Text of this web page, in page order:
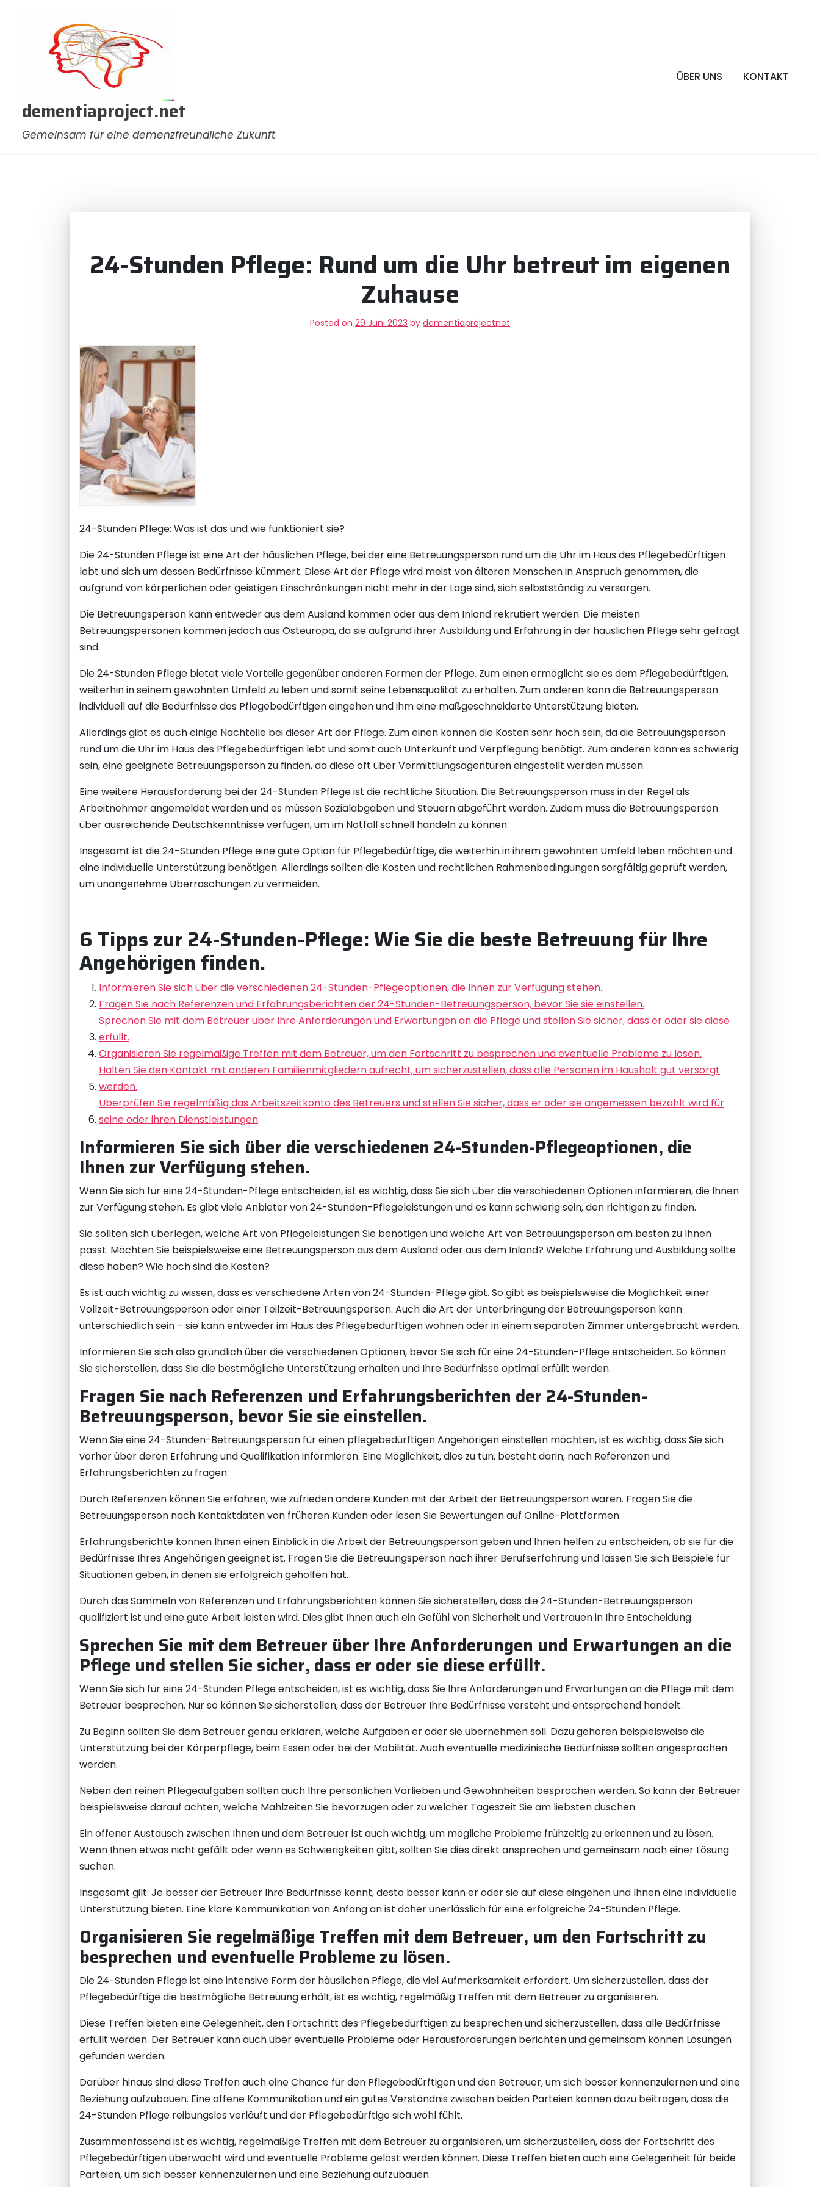
dementiaproject.net
Gemeinsam für eine demenzfreundliche Zukunft
ÜBER UNS KONTAKT
24-Stunden Pflege: Rund um die Uhr betreut im eigenen
Zuhause
Posted on 29 Juni 2023 by dementiaprojectnet
24-Stunden Pflege: Was ist das und wie funktioniert sie?
Die 24-Stunden Pflege ist eine Art der häuslichen Pflege, bei der eine Betreuungsperson rund um die Uhr im Haus des Pflegebedürftigen
lebt und sich um dessen Bedürfnisse kümmert. Diese Art der Pflege wird meist von älteren Menschen in Anspruch genommen, die
aufgrund von körperlichen oder geistigen Einschränkungen nicht mehr in der Lage sind, sich selbstständig zu versorgen.
Die Betreuungsperson kann entweder aus dem Ausland kommen oder aus dem Inland rekrutiert werden. Die meisten
Betreuungspersonen kommen jedoch aus Osteuropa, da sie aufgrund ihrer Ausbildung und Erfahrung in der häuslichen Pflege sehr gefragt
sind.
Die 24-Stunden Pflege bietet viele Vorteile gegenüber anderen Formen der Pflege. Zum einen ermöglicht sie es dem Pflegebedürftigen,
weiterhin in seinem gewohnten Umfeld zu leben und somit seine Lebensqualität zu erhalten. Zum anderen kann die Betreuungsperson
individuell auf die Bedürfnisse des Pflegebedürftigen eingehen und ihm eine maßgeschneiderte Unterstützung bieten.
Allerdings gibt es auch einige Nachteile bei dieser Art der Pflege. Zum einen können die Kosten sehr hoch sein, da die Betreuungsperson
rund um die Uhr im Haus des Pflegebedürftigen lebt und somit auch Unterkunft und Verpflegung benötigt. Zum anderen kann es schwierig
sein, eine geeignete Betreuungsperson zu finden, da diese oft über Vermittlungsagenturen eingestellt werden müssen.
Eine weitere Herausforderung bei der 24-Stunden Pflege ist die rechtliche Situation. Die Betreuungsperson muss in der Regel als
Arbeitnehmer angemeldet werden und es müssen Sozialabgaben und Steuern abgeführt werden. Zudem muss die Betreuungsperson
über ausreichende Deutschkenntnisse verfügen, um im Notfall schnell handeln zu können.
Insgesamt ist die 24-Stunden Pflege eine gute Option für Pflegebedürftige, die weiterhin in ihrem gewohnten Umfeld leben möchten und
eine individuelle Unterstützung benötigen. Allerdings sollten die Kosten und rechtlichen Rahmenbedingungen sorgfältig geprüft werden,
um unangenehme Überraschungen zu vermeiden.
6 Tipps zur 24-Stunden-Pflege: Wie Sie die beste Betreuung für Ihre
Angehörigen finden.
Informieren Sie sich über die verschiedenen 24-Stunden-Pflegeoptionen, die Ihnen zur Verfügung stehen.
Fragen Sie nach Referenzen und Erfahrungsberichten der 24-Stunden-Betreuungsperson, bevor Sie sie einstellen.
Sprechen Sie mit dem Betreuer über Ihre Anforderungen und Erwartungen an die Pflege und stellen Sie sicher, dass er oder sie diese
erfüllt.
Organisieren Sie regelmäßige Treffen mit dem Betreuer, um den Fortschritt zu besprechen und eventuelle Probleme zu lösen.
Halten Sie den Kontakt mit anderen Familienmitgliedern aufrecht, um sicherzustellen, dass alle Personen im Haushalt gut versorgt
werden.
Überprüfen Sie regelmäßig das Arbeitszeitkonto des Betreuers und stellen Sie sicher, dass er oder sie angemessen bezahlt wird für
seine oder ihren Dienstleistungen
Informieren Sie sich über die verschiedenen 24-Stunden-Pflegeoptionen, die
Ihnen zur Verfügung stehen.
Wenn Sie sich für eine 24-Stunden-Pflege entscheiden, ist es wichtig, dass Sie sich über die verschiedenen Optionen informieren, die Ihnen
zur Verfügung stehen. Es gibt viele Anbieter von 24-Stunden-Pflegeleistungen und es kann schwierig sein, den richtigen zu finden.
Sie sollten sich überlegen, welche Art von Pflegeleistungen Sie benötigen und welche Art von Betreuungsperson am besten zu Ihnen
passt. Möchten Sie beispielsweise eine Betreuungsperson aus dem Ausland oder aus dem Inland? Welche Erfahrung und Ausbildung sollte
diese haben? Wie hoch sind die Kosten?
Es ist auch wichtig zu wissen, dass es verschiedene Arten von 24-Stunden-Pflege gibt. So gibt es beispielsweise die Möglichkeit einer
Vollzeit-Betreuungsperson oder einer Teilzeit-Betreuungsperson. Auch die Art der Unterbringung der Betreuungsperson kann
unterschiedlich sein – sie kann entweder im Haus des Pflegebedürftigen wohnen oder in einem separaten Zimmer untergebracht werden.
Informieren Sie sich also gründlich über die verschiedenen Optionen, bevor Sie sich für eine 24-Stunden-Pflege entscheiden. So können
Sie sicherstellen, dass Sie die bestmögliche Unterstützung erhalten und Ihre Bedürfnisse optimal erfüllt werden.
Fragen Sie nach Referenzen und Erfahrungsberichten der 24-Stunden-
Betreuungsperson, bevor Sie sie einstellen.
Wenn Sie eine 24-Stunden-Betreuungsperson für einen pflegebedürftigen Angehörigen einstellen möchten, ist es wichtig, dass Sie sich
vorher über deren Erfahrung und Qualifikation informieren. Eine Möglichkeit, dies zu tun, besteht darin, nach Referenzen und
Erfahrungsberichten zu fragen.
Durch Referenzen können Sie erfahren, wie zufrieden andere Kunden mit der Arbeit der Betreuungsperson waren. Fragen Sie die
Betreuungsperson nach Kontaktdaten von früheren Kunden oder lesen Sie Bewertungen auf Online-Plattformen.
Erfahrungsberichte können Ihnen einen Einblick in die Arbeit der Betreuungsperson geben und Ihnen helfen zu entscheiden, ob sie für die
Bedürfnisse Ihres Angehörigen geeignet ist. Fragen Sie die Betreuungsperson nach ihrer Berufserfahrung und lassen Sie sich Beispiele für
Situationen geben, in denen sie erfolgreich geholfen hat.
Durch das Sammeln von Referenzen und Erfahrungsberichten können Sie sicherstellen, dass die 24-Stunden-Betreuungsperson
qualifiziert ist und eine gute Arbeit leisten wird. Dies gibt Ihnen auch ein Gefühl von Sicherheit und Vertrauen in Ihre Entscheidung.
Sprechen Sie mit dem Betreuer über Ihre Anforderungen und Erwartungen an die
Pflege und stellen Sie sicher, dass er oder sie diese erfüllt.
Wenn Sie sich für eine 24-Stunden Pflege entscheiden, ist es wichtig, dass Sie Ihre Anforderungen und Erwartungen an die Pflege mit dem
Betreuer besprechen. Nur so können Sie sicherstellen, dass der Betreuer Ihre Bedürfnisse versteht und entsprechend handelt.
Zu Beginn sollten Sie dem Betreuer genau erklären, welche Aufgaben er oder sie übernehmen soll. Dazu gehören beispielsweise die
Unterstützung bei der Körperpflege, beim Essen oder bei der Mobilität. Auch eventuelle medizinische Bedürfnisse sollten angesprochen
werden.
Neben den reinen Pflegeaufgaben sollten auch Ihre persönlichen Vorlieben und Gewohnheiten besprochen werden. So kann der Betreuer
beispielsweise darauf achten, welche Mahlzeiten Sie bevorzugen oder zu welcher Tageszeit Sie am liebsten duschen.
Ein offener Austausch zwischen Ihnen und dem Betreuer ist auch wichtig, um mögliche Probleme frühzeitig zu erkennen und zu lösen.
Wenn Ihnen etwas nicht gefällt oder wenn es Schwierigkeiten gibt, sollten Sie dies direkt ansprechen und gemeinsam nach einer Lösung
suchen.
Insgesamt gilt: Je besser der Betreuer Ihre Bedürfnisse kennt, desto besser kann er oder sie auf diese eingehen und Ihnen eine individuelle
Unterstützung bieten. Eine klare Kommunikation von Anfang an ist daher unerlässlich für eine erfolgreiche 24-Stunden Pflege.
Organisieren Sie regelmäßige Treffen mit dem Betreuer, um den Fortschritt zu
besprechen und eventuelle Probleme zu lösen.
Die 24-Stunden Pflege ist eine intensive Form der häuslichen Pflege, die viel Aufmerksamkeit erfordert. Um sicherzustellen, dass der
Pflegebedürftige die bestmögliche Betreuung erhält, ist es wichtig, regelmäßig Treffen mit dem Betreuer zu organisieren.
Diese Treffen bieten eine Gelegenheit, den Fortschritt des Pflegebedürftigen zu besprechen und sicherzustellen, dass alle Bedürfnisse
erfüllt werden. Der Betreuer kann auch über eventuelle Probleme oder Herausforderungen berichten und gemeinsam können Lösungen
gefunden werden.
Darüber hinaus sind diese Treffen auch eine Chance für den Pflegebedürftigen und den Betreuer, um sich besser kennenzulernen und eine
Beziehung aufzubauen. Eine offene Kommunikation und ein gutes Verständnis zwischen beiden Parteien können dazu beitragen, dass die
24-Stunden Pflege reibungslos verläuft und der Pflegebedürftige sich wohl fühlt.
Zusammenfassend ist es wichtig, regelmäßige Treffen mit dem Betreuer zu organisieren, um sicherzustellen, dass der Fortschritt des
Pflegebedürftigen überwacht wird und eventuelle Probleme gelöst werden können. Diese Treffen bieten auch eine Gelegenheit für beide
Parteien, um sich besser kennenzulernen und eine Beziehung aufzubauen.